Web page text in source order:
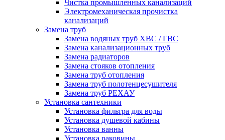
Чистка промышленных канализаций
Электромеханическая прочистка
канализаций
Замена труб
Замена водяных труб ХВС / ГВС
Замена канализационных труб
Замена радиаторов
Замена стояков отопления
Замена труб отопления
Замена труб полотенцесушителя
Замена труб РЕХАУ
Установка сантехники
Установка фильтра для воды
Установка душевой кабины
Установка ванны
Установка раковины